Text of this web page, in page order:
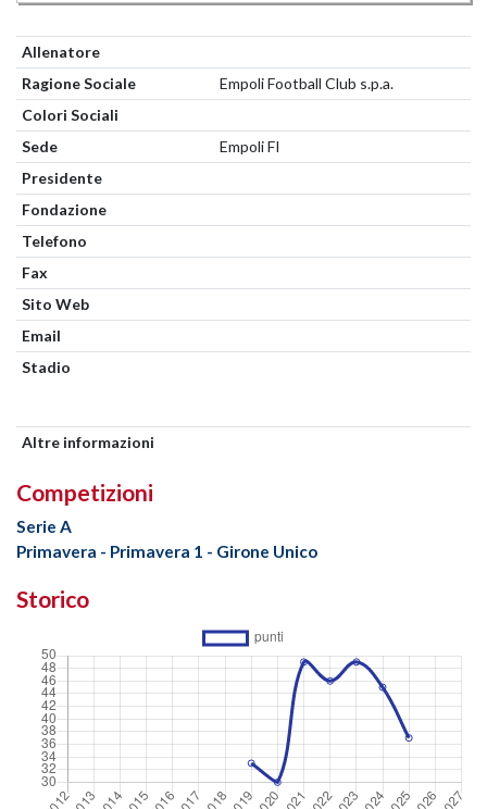
Allenatore
Ragione Sociale
Empoli Football Club s.p.a.
Colori Sociali
Sede
Empoli FI
Presidente
Fondazione
Telefono
Fax
Sito Web
Email
Stadio
Altre informazioni
Competizioni
Serie A
Primavera - Primavera 1 - Girone Unico
Storico